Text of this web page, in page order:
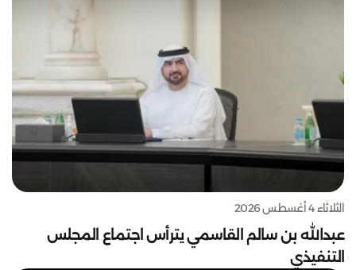
الثلاثاء 4 أغسطس 2026
عبدالله بن سالم القاسمي يترأس اجتماع المجلس
التنفيذي